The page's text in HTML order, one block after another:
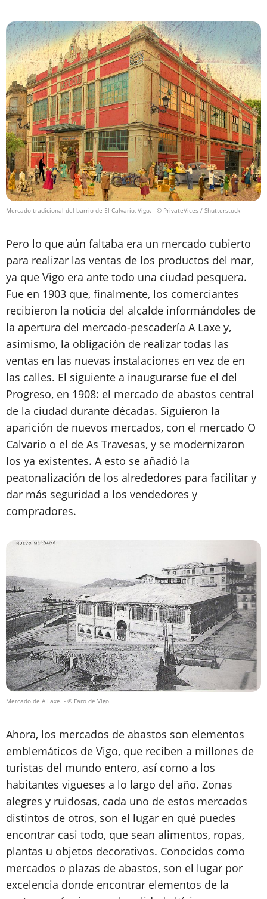
Mercado tradicional del barrio de El Calvario, Vigo. - © PrivateVices / Shutterstock
Pero lo que aún faltaba era un mercado cubierto
para realizar las ventas de los productos del mar,
ya que Vigo era ante todo una ciudad pesquera.
Fue en 1903 que, finalmente, los comerciantes
recibieron la noticia del alcalde informándoles de
la apertura del mercado-pescadería A Laxe y,
asimismo, la obligación de realizar todas las
ventas en las nuevas instalaciones en vez de en
las calles. El siguiente a inaugurarse fue el del
Progreso, en 1908: el mercado de abastos central
de la ciudad durante décadas. Siguieron la
aparición de nuevos mercados, con el mercado O
Calvario o el de As Travesas, y se modernizaron
los ya existentes. A esto se añadió la
peatonalización de los alrededores para facilitar y
dar más seguridad a los vendedores y
compradores.
Mercado de A Laxe. - © Faro de Vigo
Ahora, los mercados de abastos son elementos
emblemáticos de Vigo, que reciben a millones de
turistas del mundo entero, así como a los
habitantes vigueses a lo largo del año. Zonas
alegres y ruidosas, cada uno de estos mercados
distintos de otros, son el lugar en qué puedes
encontrar casi todo, que sean alimentos, ropas,
plantas u objetos decorativos. Conocidos como
mercados o plazas de abastos, son el lugar por
excelencia donde encontrar elementos de la